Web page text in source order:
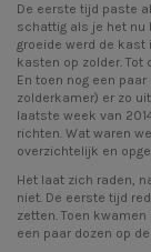
De eerste tijd paste
schattig als je het nu
groeide werd de kast
kasten op zolder. Tot
En toen nog een
zolderkamer) er zo
laatste week van
richten. Wat waren
overzichtelijk en
Het laat zich raden,
niet. De eerste tijd
zetten. Toen
een paar dozen op